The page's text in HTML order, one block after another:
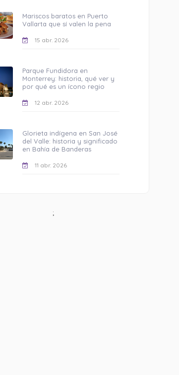
Mariscos baratos en Puerto
Vallarta que sí valen la pena
15 abr. 2026
Parque Fundidora en
Monterrey: historia, qué ver y
por qué es un ícono regio
12 abr. 2026
Glorieta indígena en San José
del Valle: historia y significado
en Bahía de Banderas
11 abr. 2026
;